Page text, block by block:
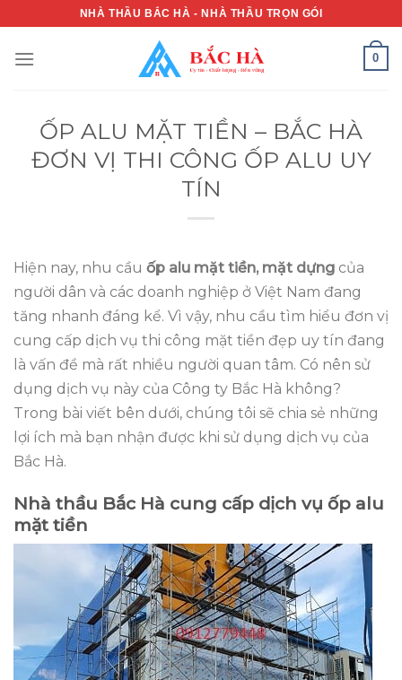
content
NHÀ THẦU BẮC HÀ - NHÀ THẦU TRỌN GÓI
0
ỐP ALU MẶT TIỀN – BẮC HÀ
ĐƠN VỊ THI CÔNG ỐP ALU UY
TÍN
Hiện nay, nhu cầu ốp alu mặt tiền, mặt dựng của
người dân và các doanh nghiệp ở Việt Nam đang
tăng nhanh đáng kể. Vì vậy, nhu cầu tìm hiểu đơn vị
cung cấp dịch vụ thi công mặt tiền đẹp uy tín đang
là vấn đề mà rất nhiều người quan tâm. Có nên sử
dụng dịch vụ này của Công ty Bắc Hà không?
Trong bài viết bên dưới, chúng tôi sẽ chia sẻ những
lợi ích mà bạn nhận được khi sử dụng dịch vụ của
Bắc Hà.
Nhà thầu Bắc Hà cung cấp dịch vụ ốp alu
mặt tiền